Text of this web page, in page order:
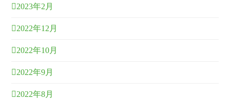
2023年2月
2022年12月
2022年10月
2022年9月
2022年8月